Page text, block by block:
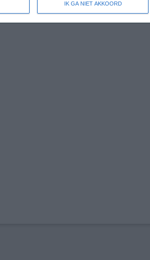
IK GA NIET AKKOORD
voor Buggingen